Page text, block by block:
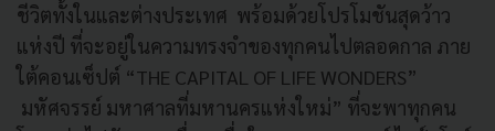
ชีวิตทั้งในและต่างประเทศ พร้อมด้วยโปรโมชันสุดว้าว
แห่งปี ที่จะอยู่ในความทรงจำของทุกคนไปตลอดกาล ภาย
ใต้คอนเซ็ปต์ “THE CAPITAL OF LIFE WONDERS”
มหัศจรรย์ มหาศาลที่มหานครแห่งใหม่” ที่จะพาทุกคน